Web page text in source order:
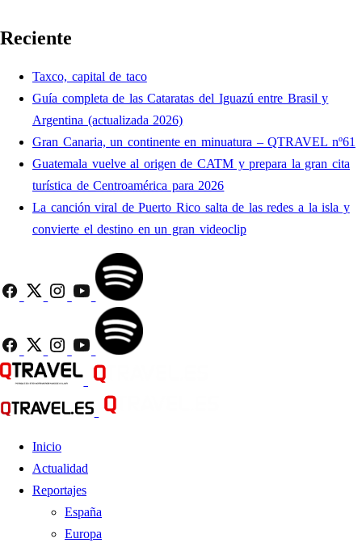
Reciente
Taxco, capital de taco
Guía completa de las Cataratas del Iguazú entre Brasil y
Argentina (actualizada 2026)
Gran Canaria, un continente en minuatura – QTRAVEL nº61
Guatemala vuelve al origen de CATM y prepara la gran cita
turística de Centroamérica para 2026
La canción viral de Puerto Rico salta de las redes a la isla y
convierte el destino en un gran videoclip
Inicio
Actualidad
Reportajes
España
Europa